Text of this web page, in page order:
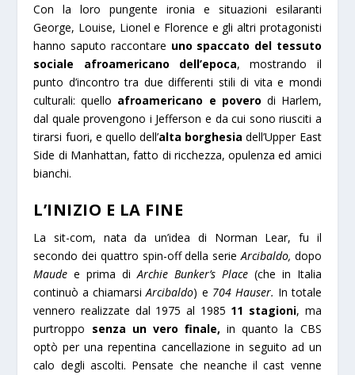
Con la loro pungente ironia e situazioni esilaranti
George, Louise, Lionel e Florence e gli altri protagonisti
hanno saputo raccontare uno spaccato del tessuto
sociale afroamericano dell’epoca, mostrando il
punto d’incontro tra due differenti stili di vita e mondi
culturali: quello afroamericano e povero di Harlem,
dal quale provengono i Jefferson e da cui sono riusciti a
tirarsi fuori, e quello dell’alta borghesia dell’Upper East
Side di Manhattan, fatto di ricchezza, opulenza ed amici
bianchi.
L’INIZIO E LA FINE
La sit-com, nata da un’idea di Norman Lear, fu il
secondo dei quattro spin-off della serieArcibaldo, dopo
Maude e prima diArchie Bunker’s Place(che in Italia
continuò a chiamarsiArcibaldo) e 704 Hauser. In totale
vennero realizzate dal 1975 al 1985 11 stagioni, ma
purtroppo senza un vero finale,in quanto la CBS
optò per una repentina cancellazione in seguito ad un
calo degli ascolti. Pensate che neanche il cast venne